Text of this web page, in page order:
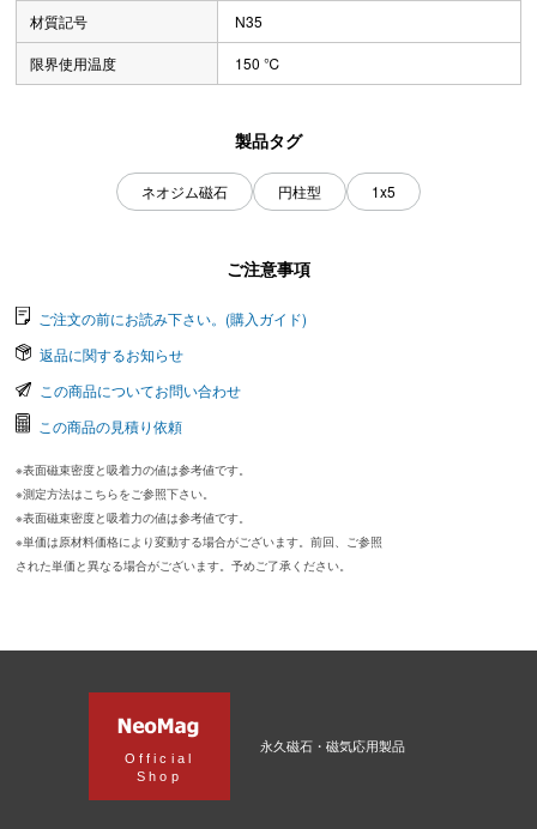
材質記号 N35
限界使用温度 150 ℃
製品タグ
ネオジム磁石 円柱型 1x5
ご注意事項
ご注文の前にお読み下さい。(購入ガイド)
返品に関するお知らせ
この商品についてお問い合わせ
この商品の見積り依頼
※表面磁束密度と吸着力の値は参考値です。
※測定方法はこちらをご参照下さい。
※表面磁束密度と吸着力の値は参考値です。
※単価は原材料価格により変動する場合がございます。前回、ご参照
された単価と異なる場合がございます。予めご了承ください。
Official
Shop
永久磁石・磁気応用製品